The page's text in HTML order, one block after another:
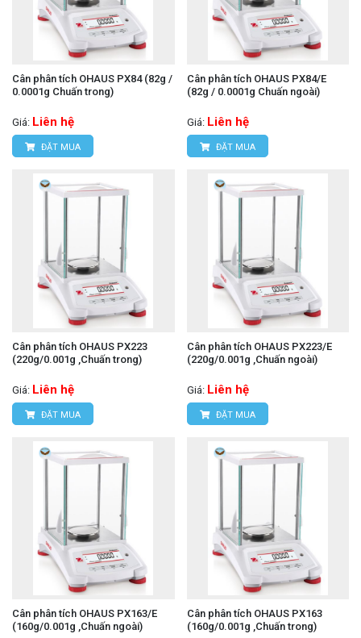
Cân phân tích OHAUS PX84 (82g /
0.0001g Chuấn trong)
Giá: Liên hệ
ĐẶT MUA
Cân phân tích OHAUS PX84/E
(82g / 0.0001g Chuấn ngoài)
Giá: Liên hệ
ĐẶT MUA
Cân phân tích OHAUS PX223
(220g/0.001g ,Chuấn trong)
Giá: Liên hệ
ĐẶT MUA
Cân phân tích OHAUS PX223/E
(220g/0.001g ,Chuấn ngoài)
Giá: Liên hệ
ĐẶT MUA
Cân phân tích OHAUS PX163/E
(160g/0.001g ,Chuấn ngoài)
Cân phân tích OHAUS PX163
(160g/0.001g ,Chuấn trong)